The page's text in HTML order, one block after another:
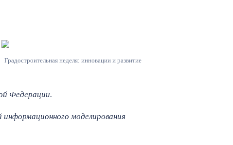
Градостроительная неделя: инновации и развитие
Федерации.
моделирования